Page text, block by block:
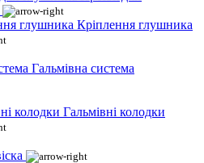
Кріплення глушника
Гальмівна система
Гальмівні колодки